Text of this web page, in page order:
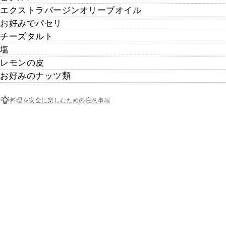
エクストラバージンオリーブオイル
お好みでパセリ
チーズタルト
塩
レモンの皮
お好みのナッツ類
料理を安全に楽しむための注意事項